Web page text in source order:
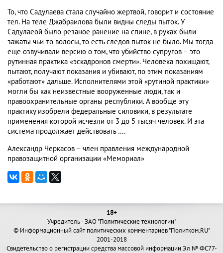
То, что Садулаева стала случайно жертвой, говорит и состояние
тел. На теле Джабраилова были видны следы пыток. У
Садулаеой было резаное ранение на спине, в руках были
зажаты чьи-то волосы, то есть следов пыток не было. Мы тогда
еще озвучивали версию о том, что убийство супругов – это
рутинная практика «эскадронов смерти». Человека похищают,
пытают, получают показания и убивают, по этим показаниям
«работают» дальше. Исполнителями этой «рутиной практики»
могли бы как неизвестные вооруженные люди, так и
правоохранительные органы республики. А вообще эту
практику изобрели федеральные силовики, в результате
применения которой исчезли от 3 до 5 тысяч человек. И эта
система продолжает действовать ….
Александр Черкасов – член правления международной
правозащитной организации «Мемориал»
18+
Учредитель - ЗАО "Политические технологии"
© Информационный сайт политических комментариев "Политком.RU"
2001-2018
Свидетельство о регистрации средства массовой информации Эл № ФС77-